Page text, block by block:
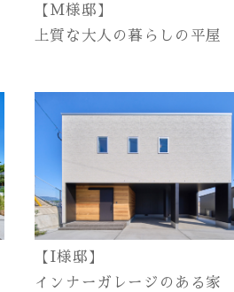
【M様邸】
上質な大人の暮らしの平屋
【I様邸】
インナーガレージのある家